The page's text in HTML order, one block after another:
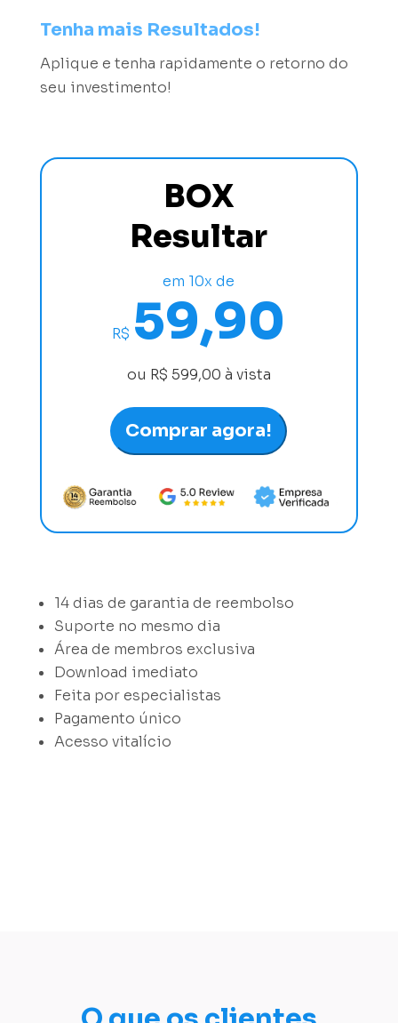
Tenha mais Resultados!
Aplique e tenha rapidamente o retorno do
seu investimento!
BOX
Resultar
em 10x de
R$ 59,90
ou R$ 599,00 à vista
Comprar agora!
14 dias de garantia de reembolso
Suporte no mesmo dia
Área de membros exclusiva
Download imediato
Feita por especialistas
Pagamento único
Acesso vitalício